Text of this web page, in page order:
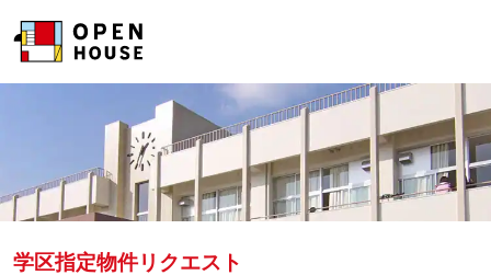
学区指定物件リクエスト